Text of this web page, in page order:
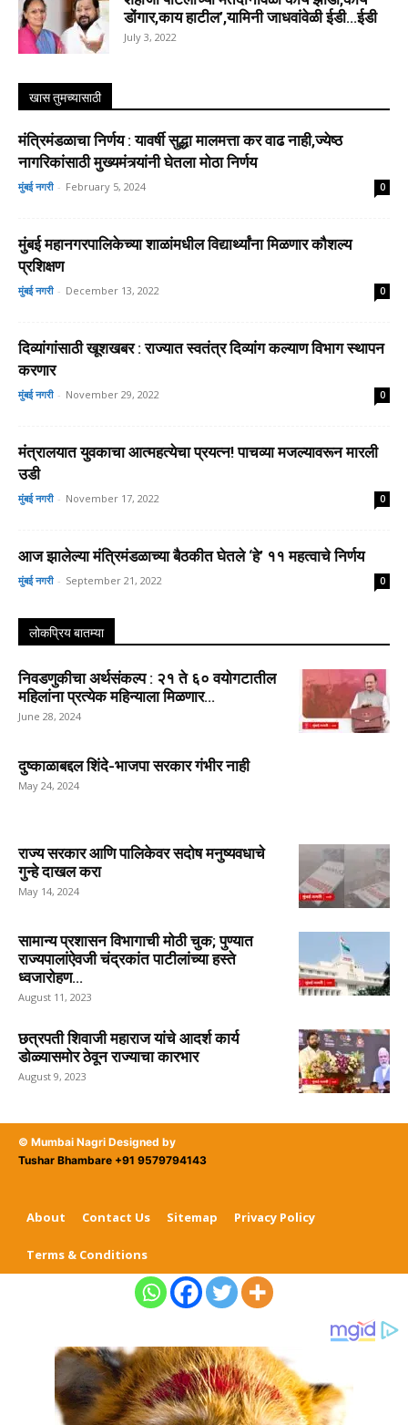
डोंगार,काय हाटील’,यामिनी जाधवांवेळी ईडी…ईडी
July 3, 2022
खास तुमच्यासाठी
मंत्रिमंडळाचा निर्णय : यावर्षी सुद्धा मालमत्ता कर वाढ नाही,ज्येष्ठ
नागरिकांसाठी मुख्यमंत्र्यांनी घेतला मोठा निर्णय
मुंबई नगरी - February 5, 2024 0
मुंबई महानगरपालिकेच्या शाळांमधील विद्यार्थ्यांना मिळणार कौशल्य
प्रशिक्षण
मुंबई नगरी - December 13, 2022 0
दिव्यांगांसाठी खूशखबर : राज्यात स्वतंत्र दिव्यांग कल्याण विभाग स्थापन
करणार
मुंबई नगरी - November 29, 2022 0
मंत्रालयात युवकाचा आत्महत्येचा प्रयत्न! पाचव्या मजल्यावरून मारली
उडी
मुंबई नगरी - November 17, 2022 0
आज झालेल्या मंत्रिमंडळाच्या बैठकीत घेतले ‘हे’ ११ महत्वाचे निर्णय
मुंबई नगरी - September 21, 2022 0
लोकप्रिय बातम्या
निवडणुकीचा अर्थसंकल्प : २१ ते ६० वयोगटातील
महिलांना प्रत्येक महिन्याला मिळणार...
June 28, 2024
दुष्काळाबद्दल शिंदे-भाजपा सरकार गंभीर नाही
May 24, 2024
राज्य सरकार आणि पालिकेवर सदोष मनुष्यवधाचे
गुन्हे दाखल करा
May 14, 2024
सामान्य प्रशासन विभागाची मोठी चुक; पुण्यात
राज्यपालांऐवजी चंद्रकांत पाटीलांच्या हस्ते
ध्वजारोहण...
August 11, 2023
छत्रपती शिवाजी महाराज यांचे आदर्श कार्य
डोळ्यासमोर ठेवून राज्याचा कारभार
August 9, 2023
© Mumbai Nagri Designed by
Tushar Bhambare +91 9579794143
About Contact Us Sitemap Privacy Policy
Terms & Conditions